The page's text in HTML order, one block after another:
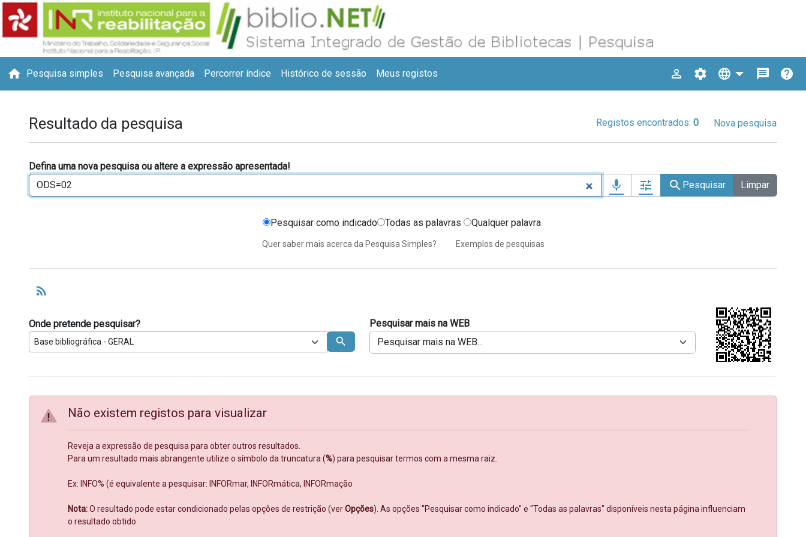
home Pesquisa simples Pesquisa avançada Percorrer índice Histórico de sessão Meus registos person_outline settings language message help
Resultado da pesquisa Registos encontrados: 0 Nova pesquisa
Defina uma nova pesquisa ou altere a expressão apresentada!
mic tune search Pesquisar Limpar
Tipo de operador a usar entre termos de pesquisa (OU, E)
Pesquisar como indicado Todas as palavras Qualquer palavra
Quer saber mais acerca da Pesquisa Simples? Exemplos de pesquisas
Onde pretende pesquisar?
search
Pesquisar mais na WEB
Tipo de operador a usar entre termos de pesquisa (OU, E)
rss_feed
Não existem registos para visualizar
Reveja a expressão de pesquisa para obter outros resultados.
Para um resultado mais abrangente utilize o símbolo da truncatura (%) para pesquisar termos com a mesma raiz.
Ex: INFO% (é equivalente a pesquisar: INFORmar, INFORmática, INFORmação
Nota:O resultado pode estar condicionado pelas opções de restrição (verOpções). As opções "Pesquisar como indicado" e "Todas as palavras" disponíveis nesta página influenciam
o resultado obtido